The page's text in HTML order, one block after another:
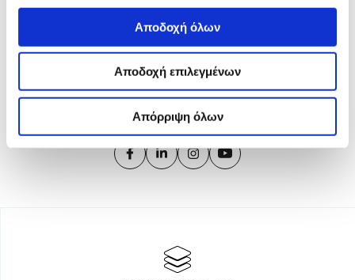
Αποδοχή όλων
Αποδοχή επιλεγμένων
Απόρριψη όλων
Το iMEdD είναι ένας μη κερδοσκοπικός δημοσιογραφικός
οργανισμός που ιδρύθηκε το 2018 με αποκλειστική δωρεά από
το Ίδρυμα Σταύρος Νιάρχος (ΙΣΝ). Αποστολή του είναι η
ενίσχυση της διαφάνειας, της αξιοπιστίας και της
ανεξαρτησίας στη δημοσιογραφία.